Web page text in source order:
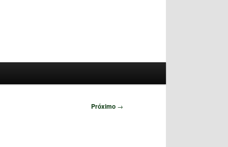
Próximo →